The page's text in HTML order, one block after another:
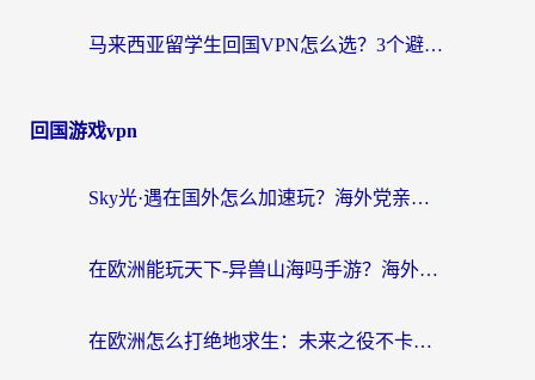
马来西亚留学生回国VPN怎么选？3个避坑点+1款实测好用的加速器推荐
回国游戏vpn
Sky光·遇在国外怎么加速玩？海外党亲测有效的国服游戏加速指南
在欧洲能玩天下-异兽山海吗手游？海外玩家的加速器生存指南
在欧洲怎么打绝地求生：未来之役不卡？留学生亲测的加速器避坑指南